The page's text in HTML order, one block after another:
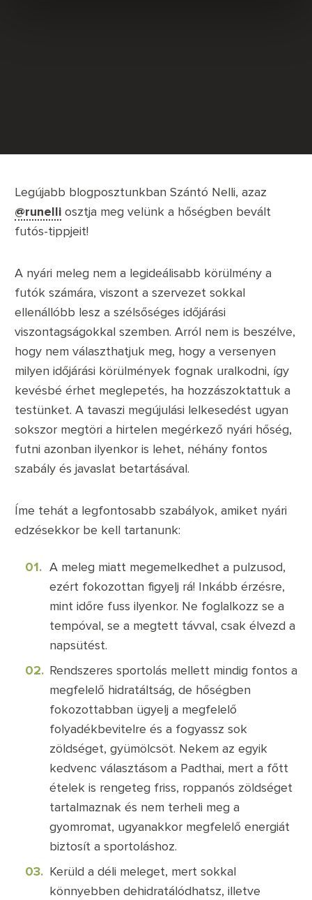
Legújabb blogposztunkban Szántó Nelli, azaz
@runelli osztja meg velünk a hőségben bevált
futós-tippjeit!
A nyári meleg nem a legideálisabb körülmény a
futók számára, viszont a szervezet sokkal
ellenállóbb lesz a szélsőséges időjárási
viszontagságokkal szemben. Arról nem is beszélve,
hogy nem választhatjuk meg, hogy a versenyen
milyen időjárási körülmények fognak uralkodni, így
kevésbé érhet meglepetés, ha hozzászoktattuk a
testünket. A tavaszi megújulási lelkesedést ugyan
sokszor megtöri a hirtelen megérkező nyári hőség,
futni azonban ilyenkor is lehet, néhány fontos
szabály és javaslat betartásával.
Íme tehát a legfontosabb szabályok, amiket nyári
edzésekkor be kell tartanunk:
A meleg miatt megemelkedhet a pulzusod,
ezért fokozottan figyelj rá! Inkább érzésre,
mint időre fuss ilyenkor. Ne foglalkozz se a
tempóval, se a megtett távval, csak élvezd a
napsütést.
Rendszeres sportolás mellett mindig fontos a
megfelelő hidratáltság, de hőségben
fokozottabban ügyelj a megfelelő
folyadékbevitelre és a fogyassz sok
zöldséget, gyümölcsöt. Nekem az egyik
kedvenc választásom a Padthai, mert a főtt
ételek is rengeteg friss, roppanós zöldséget
tartalmaznak és nem terheli meg a
gyomromat, ugyanakkor megfelelő energiát
biztosít a sportoláshoz.
Kerüld a déli meleget, mert sokkal
könnyebben dehidratálódhatsz, illetve